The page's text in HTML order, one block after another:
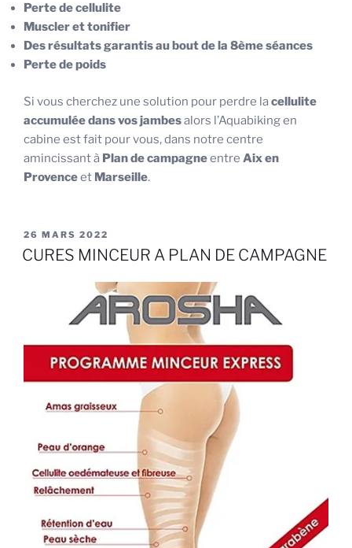
Perte de cellulite
Muscler et tonifier
Des résultats garantis au bout de la 8ème séances
Perte de poids
Si vous cherchez une solution pour perdre la cellulite
accumulée dans vos jambesalors l’Aquabiking en
cabine est fait pour vous, dans notre centre
amincissant à Plan de campagneentre Aix en
Provenceet Marseille.
PUBLIÉ
LE
26 MARS 2022
CURES MINCEUR A PLAN DE CAMPAGNE